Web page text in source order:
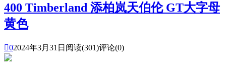
400 Timberland 添柏岚天伯伦 GT大字母
黄色
02024年3月31日 阅读(301)评论(0)